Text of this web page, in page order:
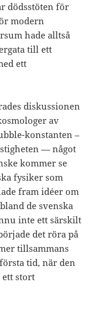
dödsstöten för
modern
hade alltså
till ett
ett
diskussionen
av
konstanten –
— något
kommer se
fysiker som
fram idéer om
de svenska
inte ett särskilt
det röra på
tillsammans
tid, när den
ett stort